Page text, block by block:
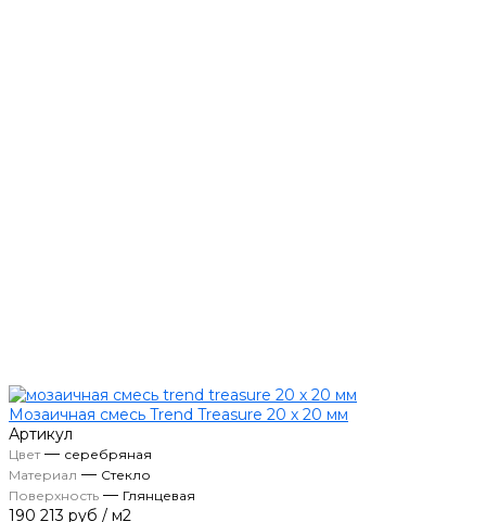
Мозаичная смесь Trend Treasure 20 х 20 мм
Артикул
Цвет— серебряная
Материал — Стекло
Поверхность — Глянцевая
190 213 руб / м2